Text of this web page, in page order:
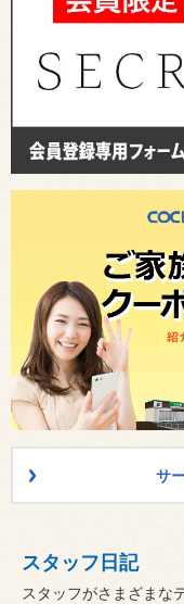
サ
スタッフ日記
スタッフがさまざまな